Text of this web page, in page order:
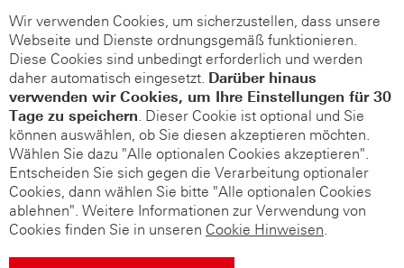
Wir verwenden Cookies, um sicherzustellen, dass unsere
Webseite und Dienste ordnungsgemäß funktionieren.
Diese Cookies sind unbedingt erforderlich und werden
daher automatisch eingesetzt. Darüber hinaus
verwenden wir Cookies, um Ihre Einstellungen für 30
Tage zu speichern. Dieser Cookie ist optional und Sie
können auswählen, ob Sie diesen akzeptieren möchten.
Wählen Sie dazu "Alle optionalen Cookies akzeptieren".
Entscheiden Sie sich gegen die Verarbeitung optionaler
Cookies, dann wählen Sie bitte "Alle optionalen Cookies
ablehnen". Weitere Informationen zur Verwendung von
Cookies finden Sie in unseren Cookie Hinweisen.